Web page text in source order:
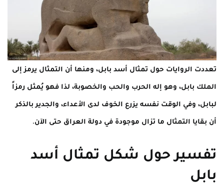
تعددت الروايات حول تمثال أسد بابل، ومنها أن التمثال يرمز إلى
الملك بابل، وهو إله الحرب والحب والخصوبة، لذا فهو يُمثل رمزاً
لبابل، وفي الوقت نفسه يزرع الخوف لدى الأعداء، والجدير بالذكر
أن بقايا التمثال ما تزال موجودة في دولة العراق حتى الآن.
تفسير حول شكل تمثال أسد
بابل